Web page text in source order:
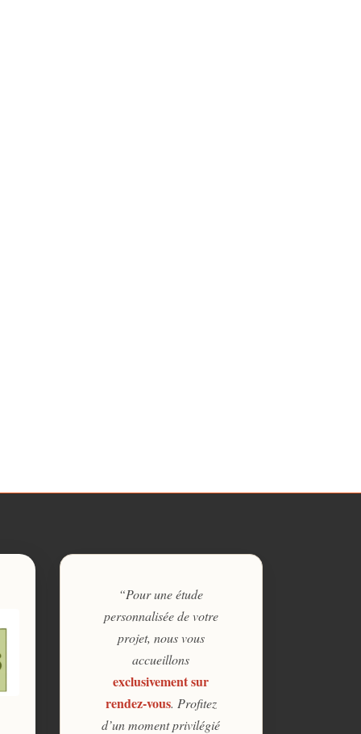
“Pour une étude
personnalisée de votre
projet, nous vous
accueillons
exclusivement sur
rendez-vous. Profitez
d’un moment privilégié